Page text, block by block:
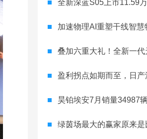
全新深蓝S05上市11.59万元起，全球时尚激光智能
加速物理AI重塑干线智慧物流 智加科技战略合
叠加六重大礼！全新一代天工08 670 Max上市限时
盈利拐点如期而至，日产汽车26财年一季度财报释放
昊铂埃安7月销量34987辆，同比增长31.74%，全新Ray系
绿茵场最大的赢家原来是